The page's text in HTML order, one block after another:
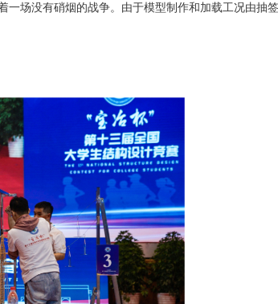
场没有硝烟的战争。由于模型制作和加载工况由抽